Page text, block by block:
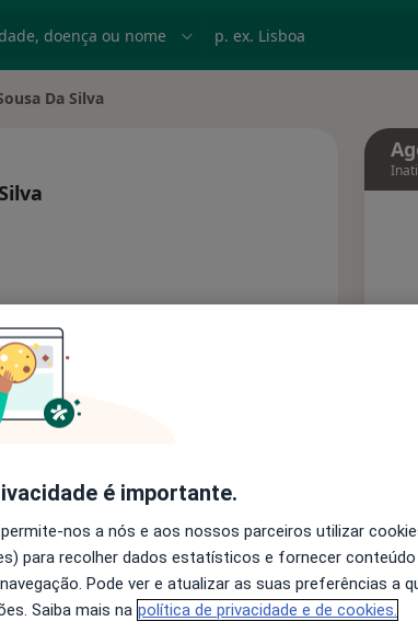
Da Silva
Solicite um atendimento
a experiência
é importante.
nos a nós e aos nossos parceiros utilizar
para recolher dados estatísticos e fornecer
Pode ver e atualizar as suas preferências a
Saiba mais na política de privacidade e de cookies.